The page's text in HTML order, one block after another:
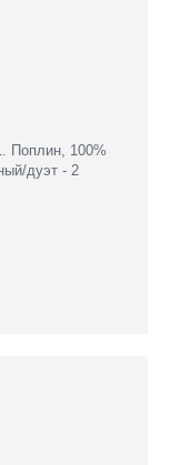
Поплин, 100%
дуэт - 2